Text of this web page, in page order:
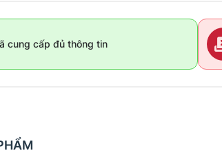
cung cấp đủ thông tin